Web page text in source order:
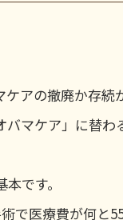
アの撤廃か存続
マケア」に替
です。
で医療費が何と